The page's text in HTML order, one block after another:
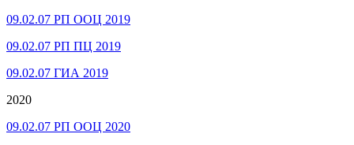
09.02.07 РП ООЦ 2019
09.02.07 РП ПЦ 2019
09.02.07 ГИА 2019
2020
09.02.07 РП ООЦ 2020